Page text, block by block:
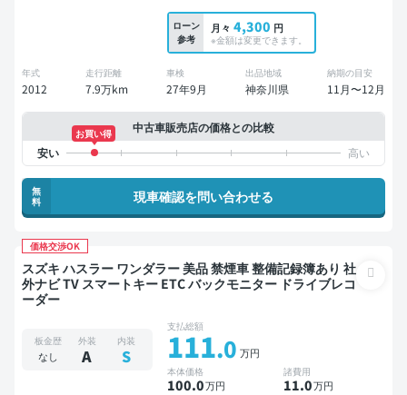
ローン
参考
月々 4,300 円
※金額は変更できます。
年式
2012
走行距離
7.9万km
車検
27年9月
出品地域
神奈川県
納期の目安
11月〜12月
中古車販売店の価格との比較
お買い得
無
料
現車確認を問い合わせる
価格交渉OK
スズキ ハスラー ワンダラー 美品 禁煙車 整備記録簿あり 社
外ナビ TV スマートキー ETC バックモニター ドライブレコ
ーダー
板金歴
なし
外装
A
内装
S
支払総額
111.0 万円
本体価格
100.0万円
諸費用
11.0万円